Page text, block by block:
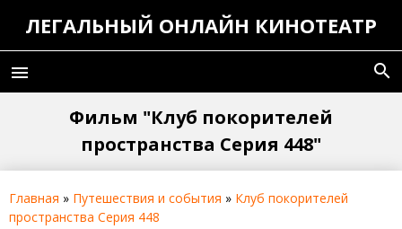
ЛЕГАЛЬНЫЙ ОНЛАЙН КИНОТЕАТР
menu search
Фильм "Клуб покорителей
пространства Серия 448"
Главная » Путешествия и события » Клуб покорителей
пространства Серия 448